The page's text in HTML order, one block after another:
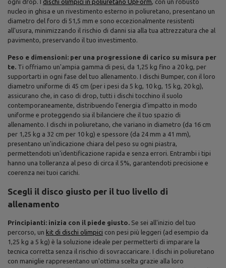
ogni drop. I dischi olimpici in poliuretano UpForm, con un robusto
nucleo in ghisa e un rivestimento esterno in poliuretano, presentano un
diametro del foro di 51,5 mm e sono eccezionalmente resistenti
all'usura, minimizzando il rischio di danni sia alla tua attrezzatura che al
pavimento, preservando il tuo investimento.
Peso e dimensioni: per una progressione di carico su misura per
te. Ti offriamo un'ampia gamma di pesi, da 1,25 kg fino a 20 kg, per
supportarti in ogni fase del tuo allenamento. I dischi Bumper, con il loro
diametro uniforme di 45 cm (per i pesi da 5 kg, 10 kg, 15 kg, 20 kg),
assicurano che, in caso di drop, tutti i dischi tocchino il suolo
contemporaneamente, distribuendo l'energia d'impatto in modo
uniforme e proteggendo sia il bilanciere che il tuo spazio di
allenamento. I dischi in poliuretano, che variano in diametro (da 16 cm
per 1,25 kg a 32 cm per 10 kg) e spessore (da 24 mm a 41 mm),
presentano un'indicazione chiara del peso su ogni piastra,
permettendoti un'identificazione rapida e senza errori. Entrambi i tipi
hanno una tolleranza al peso di circa il 5%, garantendoti precisione e
coerenza nei tuoi carichi.
Scegli il disco giusto per il tuo livello di
allenamento
Principianti: inizia con il piede giusto. Se sei all'inizio del tuo
percorso, un kit di dischi olimpici con pesi più leggeri (ad esempio da
1,25 kg a 5 kg) è la soluzione ideale per permetterti di imparare la
tecnica corretta senza il rischio di sovraccaricare. I dischi in poliuretano
con maniglie rappresentano un'ottima scelta grazie alla loro